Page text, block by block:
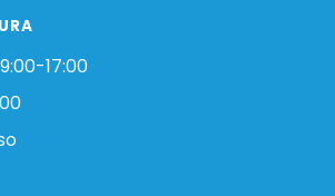
17:00